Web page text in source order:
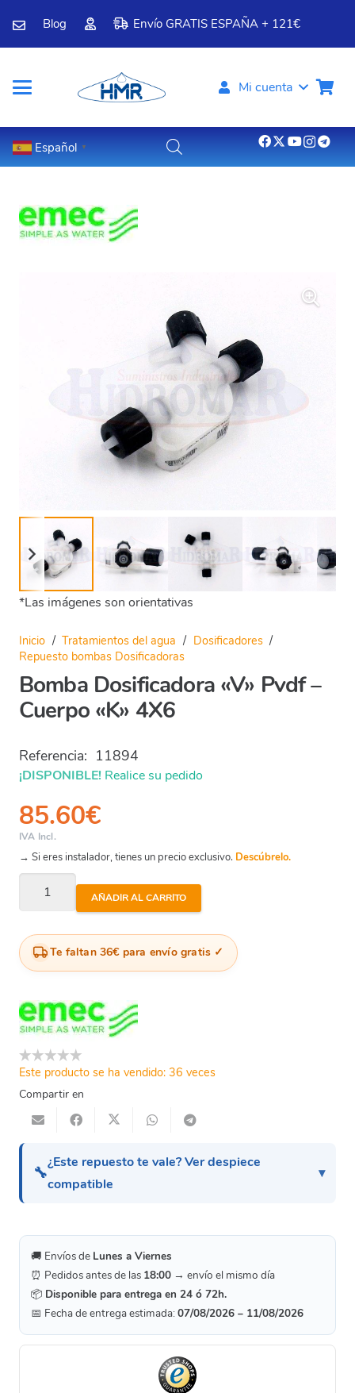
Blog Envío GRATIS ESPAÑA + 121€
Mi cuenta
Español ▼
*Las imágenes son orientativas
Inicio / Tratamientos del agua / Dosificadores /
Repuesto bombas Dosificadoras
Bomba Dosificadora «V» Pvdf –
Cuerpo «K» 4X6
Referencia: 11894
¡DISPONIBLE! Realice su pedido
85.60€
IVA Incl.
→ Si eres instalador, tienes un precio exclusivo. Descúbrelo.
Bomba
Dosificadora
Pvdf
"K"
4X6
cantidad
AÑADIR AL CARRITO
Te faltan 36€ para envío gratis
Este producto se ha vendido: 36 veces
Compartir en
🔧
¿Este repuesto te vale? Ver despiece
compatible
🚚 Envíos de Lunes a Viernes
⏰ Pedidos antes de las 18:00 → envío el mismo día
📦 Disponible para entrega en 24 ó 72h.
📅 Fecha de entrega estimada: 07/08/2026 – 11/08/2026